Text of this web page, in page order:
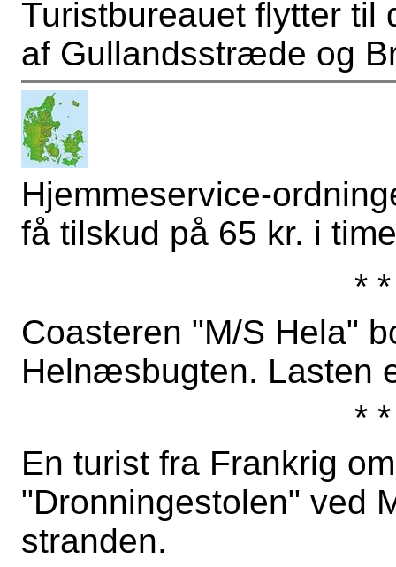
Turistbureauet flytter til
af Gullandsstræde og
Hjemmeservice-
få tilskud på 65 kr. i
*
Coasteren "M/S Hela"
Helnæsbugten. Lasten
*
En turist fra Frankrig
"Dronningestolen" ved
stranden.